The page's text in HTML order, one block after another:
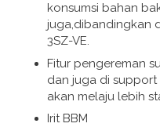
konsumsi bahan
juga,dibandingkan
3SZ-VE.
Fitur pengereman
dan juga di support
akan melaju lebih
Irit BBM